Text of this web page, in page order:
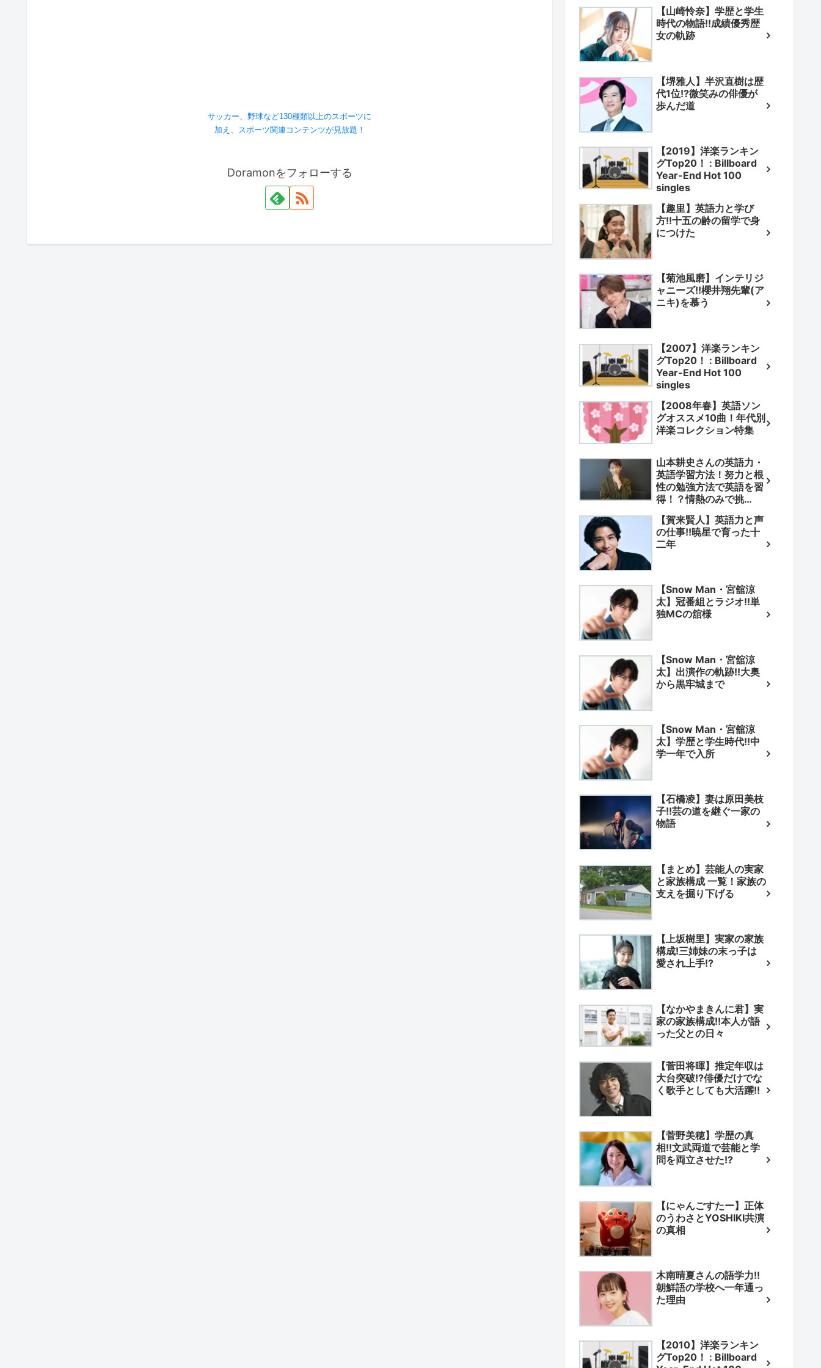
サッカー、野球など130種類以上のスポーツに
加え、スポーツ関連コンテンツが見放題！
Doramonをフォローする
【山崎怜奈】学歴と学生
時代の物語!!成績優秀歴
女の軌跡
【堺雅人】半沢直樹は歴
代1位!?微笑みの俳優が
歩んだ道
【2019】洋楽ランキン
グTop20！ : Billboard
Year-End Hot 100
singles
【趣里】英語力と学び
方!!十五の齢の留学で身
につけた
【菊池風磨】インテリジ
ャニーズ!!櫻井翔先輩(ア
ニキ)を慕う
【2007】洋楽ランキン
グTop20！ : Billboard
Year-End Hot 100
singles
【2008年春】英語ソン
グオススメ10曲！年代別
洋楽コレクション特集
山本耕史さんの英語力・
英語学習方法！努力と根
性の勉強方法で英語を習
得！？情熱のみで挑
【賀来賢人】英語力と声
の仕事!!暁星で育った十
二年
【Snow Man・宮舘涼
太】冠番組とラジオ!!単
独MCの舘様
【Snow Man・宮舘涼
太】出演作の軌跡!!大奥
から黒牢城まで
【Snow Man・宮舘涼
太】学歴と学生時代!!中
学一年で入所
【石橋凌】妻は原田美枝
子!!芸の道を継ぐ一家の
物語
【まとめ】芸能人の実家
と家族構成 一覧！家族の
支えを掘り下げる
【上坂樹里】実家の家族
構成!三姉妹の末っ子は
愛され上手!?
【なかやまきんに君】実
家の家族構成!!本人が語
った父との日々
【菅田将暉】推定年収は
大台突破!?俳優だけでな
く歌手としても大活躍!!
【菅野美穂】学歴の真
相!!文武両道で芸能と学
問を両立させた!?
【にゃんごすたー】正体
のうわさとYOSHIKI共演
の真相
木南晴夏さんの語学力!!
朝鮮語の学校へ一年通っ
た理由
【2010】洋楽ランキン
グTop20！ : Billboard